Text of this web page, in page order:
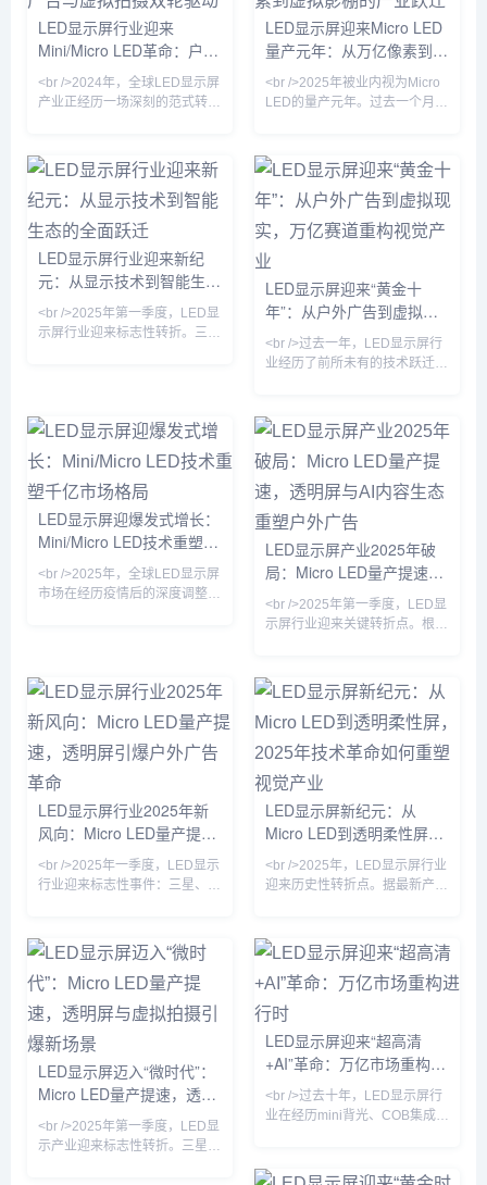
2025年全球LED显示屏市场规
模将突破120亿美元，同比增长
超15%。这背后，既有传统户外
LED、COB（板上芯片封装）
等新技术的规
LED显示屏行业迎来
Mini/Micro LED革命：户外
广告与虚拟拍摄双轮驱动
<br />2024年，全球LED显示屏
产业正经历一场深刻的范式转
面贴装）与COB（板上芯片）
技术格局已被彻底打破，
Mini/Micro LED技术从实验室加
速走向量产线，成为驱动市场增
长的核心引擎。多家头部厂商如
利亚德、洲明科技、艾比森在
2024年半年报中披露，Mini
而Micro LED的像素间距已突破
P
LED显示屏迎来Micro LED
量产元年：从万亿像素到虚
拟影棚的产业跃迁
<br />2025年被业内视为Micro
LED的量产元年。过去一个月
99.99%，而利亚德在其北京工
厂正式启用了全球首条全自动巨
量转移产线，单班产能达到
3000片晶圆。这标志着困扰行
业十余年的“巨量转移”与“缺陷修
复”两大痛点首次在量产层面得
到解决。与此同时，京东方在成
都的Micro LED试验线成功点亮
了1.27英寸、3175PP
LED显示屏行业迎来新纪
元：从显示技术到智能生态
的全面跃迁
<br />2025年第一季度，LED显
示屏行业迎来标志性转折。三
LED背光技术加速向中端市场渗
透，75英寸电视价格首次跌破
万元大关。行业分析师指出，这
不仅是像素间距的缩小，更意味
着LED显示从“户外广告牌”向“超
高清家庭影院”的边界消融。<br
/><br />国
LED显示屏迎来“黄金十
年”：从户外广告到虚拟现
实，万亿赛道重构视觉产业
<br />过去一年，LED显示屏行
业经历了前所未有的技术跃迁。
元，年复合增长率保持在12%以
上。其中，Mini LED背光技术
加速渗透至高端电视、笔记本电
脑和车载显示领域，而Micro
LED则凭借其高亮度、低功耗和
超长寿命的优势，成为苹果、三
星、索尼等巨头竞相布局的下一
代显示技术。业内专家指出，随
着巨量转移良率突破99.9%，
Micr
LED显示屏迎爆发式增长：
Mini/Micro LED技术重塑千
亿市场格局
<br />2025年，全球LED显示屏
市场在经历疫情后的深度调整期
Micro LED产品增速高达45%，
成为拉动市场增长的核心引擎。
在政策端，“新基建”与“百城千
屏”项目持续落地，户外超高清
Mini/Micro LED芯片制造工艺良
率突破至99.9%，驱
LED显示屏产业2025年破
局：Micro LED量产提速，
透明屏与AI内容生态重塑户
外广告
<br />2025年第一季度，LED显
示屏行业迎来关键转折点。根据
升200%，良率突破99.9%，推
动单位制造成本下降约30%。三
星、LG及国内头部厂商京东
方、利亚德相继发布消费级
Micro LED透明电视，像素间距
突破0.3mm，亮度达到
10000nits，在强光环境下依然
保持高对比度。与此同时，
COB（板上芯片）封装技术加
速渗透
LED显示屏行业2025年新
风向：Micro LED量产提
速，透明屏引爆户外广告革
命
<br />2025年一季度，LED显示
行业迎来标志性事件：三星、
95%，成本较两年前下降
60%。这意味着曾被视作“下一
代显示技术”的Micro LED，正式
从实验室走向规模化商用。与传
统的LCD和OLED相比，Micro
LED在亮度、响应速度和寿命上
具有压倒性优势，尤其适合户外
强光环境下的超高清显示。业内
分析师指出，随着巨量转移技
LED显示屏新纪元：从
Micro LED到透明柔性屏，
2025年技术革命如何重塑
视觉产业
<br />2025年，LED显示屏行业
迎来历史性转折点。据最新产业
99.9%，单颗成本下降40%，这
意味着困扰行业十年的“量产魔
咒”正式解除。与传统的LCD和
OLED相比，Micro LED在亮
度、寿命和响应速度上实现了数
量级提升，尤其是在户外强光环
境下，其20000尼特以上的峰值
专家指出，Micro L
LED显示屏迈入“微时代”：
Micro LED量产提速，透明
屏与虚拟拍摄引爆新场景
<br />2025年第一季度，LED显
示产业迎来标志性转折。三星、
LED显示屏迎来“超高清
+AI”革命：万亿市场重构进
行时
<br />过去十年，LED显示屏行
业在经历mini背光、COB集成封
星、索尼与国内京东方、利亚德